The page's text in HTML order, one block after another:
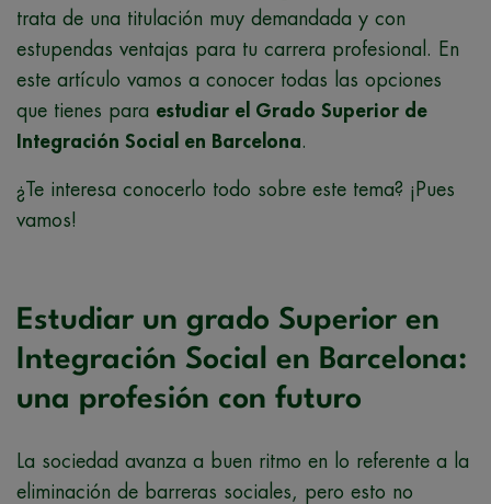
trata de una titulación muy demandada y con
estupendas ventajas para tu carrera profesional. En
este artículo vamos a conocer todas las opciones
que tienes para estudiar el Grado Superior de
Integración Social en Barcelona.
¿Te interesa conocerlo todo sobre este tema? ¡Pues
vamos!
Estudiar un grado Superior en
Integración Social en Barcelona:
una profesión con futuro
La sociedad avanza a buen ritmo en lo referente a la
eliminación de barreras sociales, pero esto no